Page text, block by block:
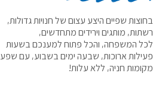
בחוצות שפיים היצע עצום של חנויות גדולות,
רשתות, מותגים וירידים מתחדשים,
לכל המשפחה, והכל פתוח למענכם בשעות
פעילות ארוכות, שבעה ימים בשבוע, עם שפע
מקומות חניה, ללא עלות!